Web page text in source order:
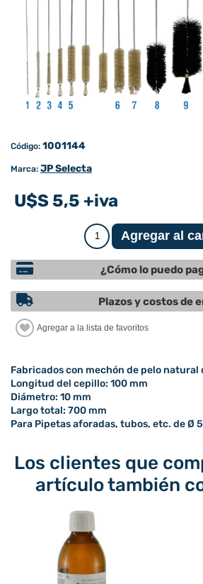
Código: 1001144
Marca: JP Selecta
U$S 5,5 +iva
¿Cómo lo puedo
Plazos y costos de
Fabricados con mechón de pelo natural
Longitud del cepillo: 100 mm
Diámetro: 10 mm
Largo total: 700 mm
Para Pipetas aforadas, tubos, etc. de Ø
Los clientes que
artículo también